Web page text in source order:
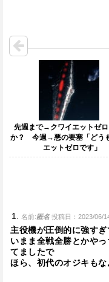
先週まで→クワイエットゼ
か？ 今週→悪の要塞「どう
エットゼロです」
名前:匿名 投稿日：2023/06/
主役機が圧倒的に強す
いまま全戦全勝とかや
てましたで
ほら、初代のオジキも